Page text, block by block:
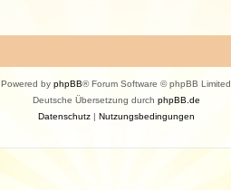
Powered by phpBB® Forum Software © phpBB Limited
Deutsche Übersetzung durch phpBB.de
Datenschutz| Nutzungsbedingungen